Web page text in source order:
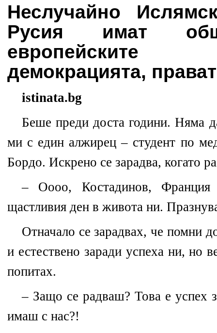
Неслучайно
Русия имат
европейските
демокрацията,
istinata.bg
Беше преди доста години. Няма
ми с един алжирец – студент по
Бордо. Искрено се зарадва, когато
– Оооо, Костадинов,
щастливия ден в живота ни.
Отначало се зарадвах, че помни
и естествено заради успеха ни, но
попитах.
– Защо се радваш? Това е успех
имаш с нас?!